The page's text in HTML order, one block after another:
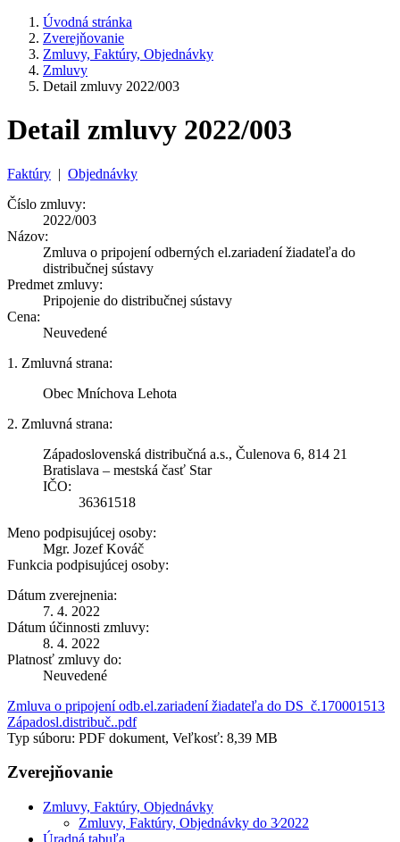
Úvodná stránka
Zverejňovanie
Zmluvy, Faktúry, Objednávky
Zmluvy
Detail zmluvy 2022/003
Detail zmluvy 2022/003
Faktúry | Objednávky
Číslo zmluvy:
2022/003
Názov:
Zmluva o pripojení odberných el.zariadení žiadateľa do
distribučnej sústavy
Predmet zmluvy:
Pripojenie do distribučnej sústavy
Cena:
Neuvedené
1. Zmluvná strana:
Obec Mníchova Lehota
2. Zmluvná strana:
Západoslovenská distribučná a.s., Čulenova 6, 814 21
Bratislava – mestská časť Star
IČO:
36361518
Meno podpisujúcej osoby:
Mgr. Jozef Kováč
Funkcia podpisujúcej osoby:
Dátum zverejnenia:
7. 4. 2022
Dátum účinnosti zmluvy:
8. 4. 2022
Platnosť zmluvy do:
Neuvedené
Zmluva o pripojení odb.el.zariadení žiadateľa do DS_č.170001513
Západosl.distribuč..pdf
Typ súboru: PDF dokument, Veľkosť: 8,39 MB
Zverejňovanie
Zmluvy, Faktúry, Objednávky
Zmluvy, Faktúry, Objednávky do 3⁄2022